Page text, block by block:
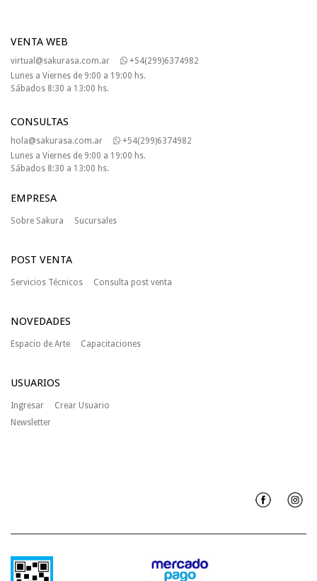
VENTA WEB
virtual@sakurasa.com.ar
+54(299)6374982
Lunes a Viernes de 9:00 a 19:00 hs.
Sábados 8:30 a 13:00 hs.
CONSULTAS
hola@sakurasa.com.ar
+54(299)6374982
Lunes a Viernes de 9:00 a 19:00 hs.
Sábados 8:30 a 13:00 hs.
EMPRESA
Sobre Sakura Sucursales
POST VENTA
Servicios Técnicos Consulta post venta
NOVEDADES
Espacio de Arte Capacitaciones
USUARIOS
Ingresar
Crear Usuario
Newsletter